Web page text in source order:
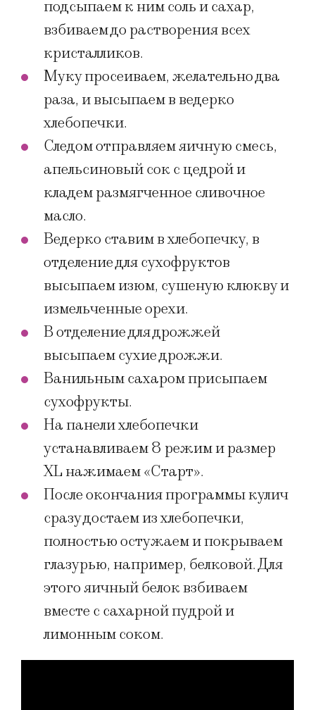
подсыпаем к ним соль и сахар,
взбиваем до растворения всех
кристалликов.
Муку просеиваем, желательно два
раза, и высыпаем в ведерко
хлебопечки.
Следом отправляем яичную смесь,
апельсиновый сок с цедрой и
кладем размягченное сливочное
масло.
Ведерко ставим в хлебопечку, в
отделение для сухофруктов
высыпаем изюм, сушеную клюкву и
измельченные орехи.
В отделение для дрожжей
высыпаем сухие дрожжи.
Ванильным сахаром присыпаем
сухофрукты.
На панели хлебопечки
устанавливаем 8 режим и размер
XL нажимаем «Старт».
После окончания программы кулич
сразу достаем из хлебопечки,
полностью остужаем и покрываем
глазурью, например, белковой. Для
этого яичный белок взбиваем
вместе с сахарной пудрой и
лимонным соком.